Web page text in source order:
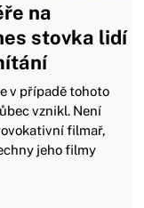
na
stovka lidí
v případě tohoto
vznikl. Není
filmař,
jeho filmy